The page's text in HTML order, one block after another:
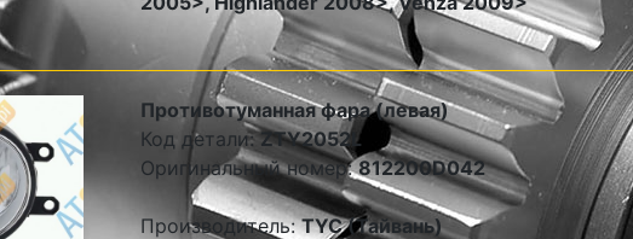
Противотуманная фара (левая)
Код детали:ZTY2052L
Оригинальный номер:812200D042
Производитель:TYC (Тайвань)